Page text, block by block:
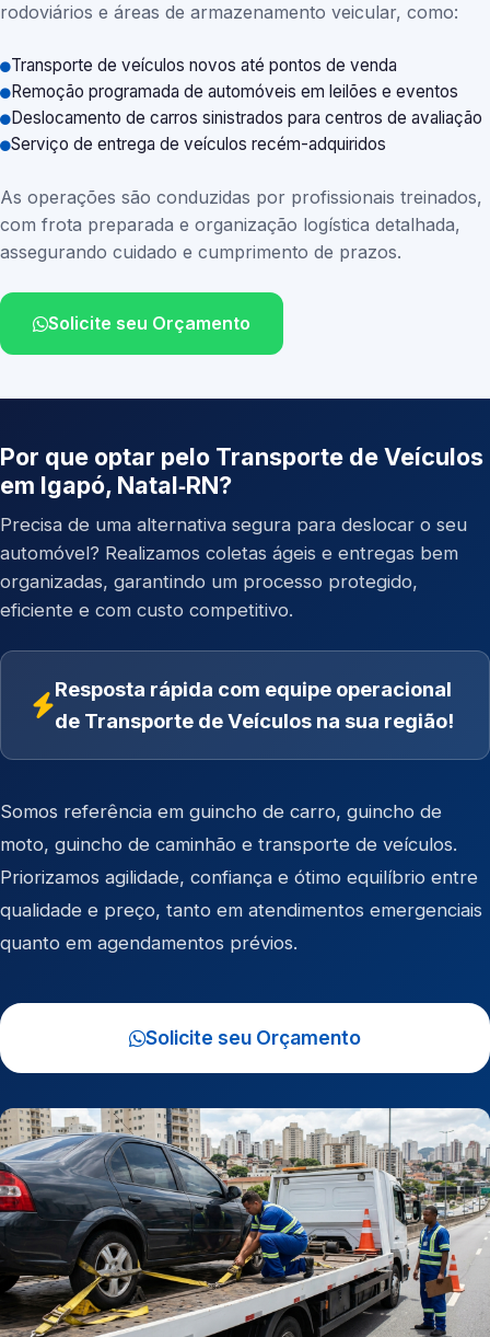
rodoviários e áreas de armazenamento veicular, como:
Transporte de veículos novos até pontos de venda
Remoção programada de automóveis em leilões e eventos
Deslocamento de carros sinistrados para centros de avaliação
Serviço de entrega de veículos recém-adquiridos
As operações são conduzidas por profissionais treinados,
com frota preparada e organização logística detalhada,
assegurando cuidado e cumprimento de prazos.
Solicite seu Orçamento
Por que optar pelo Transporte de Veículos
em Igapó, Natal‑RN?
Precisa de uma alternativa segura para deslocar o seu
automóvel? Realizamos coletas ágeis e entregas bem
organizadas, garantindo um processo protegido,
eficiente e com custo competitivo.
Resposta rápida com equipe operacional
de Transporte de Veículos na sua região!
Somos referência em guincho de carro, guincho de
moto, guincho de caminhão e transporte de veículos.
Priorizamos agilidade, confiança e ótimo equilíbrio entre
qualidade e preço, tanto em atendimentos emergenciais
quanto em agendamentos prévios.
Solicite seu Orçamento